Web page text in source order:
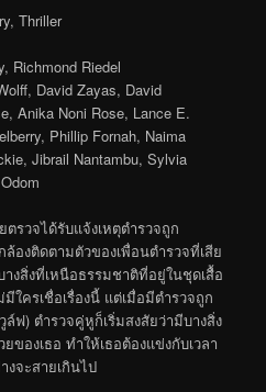
Thriller
Richmond Riedel
David Zayas, David
Anika Noni Rose, Lance E.
Phillip Fornah, Naima
Jibrail Nantambu, Sylvia
ตรวจได้รับแจ้งเหตุตำรวจถูก
องติดตามตัวของเพื่อนตำรวจที่เสีย
งสิ่งที่เหนือธรรมชาติที่อยู่ในชุดเสื้อ
ครเชื่อเรื่องนี้ แต่เมื่อมีตำรวจถูก
ฟ) ตำรวจคู่หูก็เริ่มสงสัยว่ามีบางสิ่ง
ของเธอ ทำให้เธอต้องแข่งกับเวลา
จะสายเกินไป